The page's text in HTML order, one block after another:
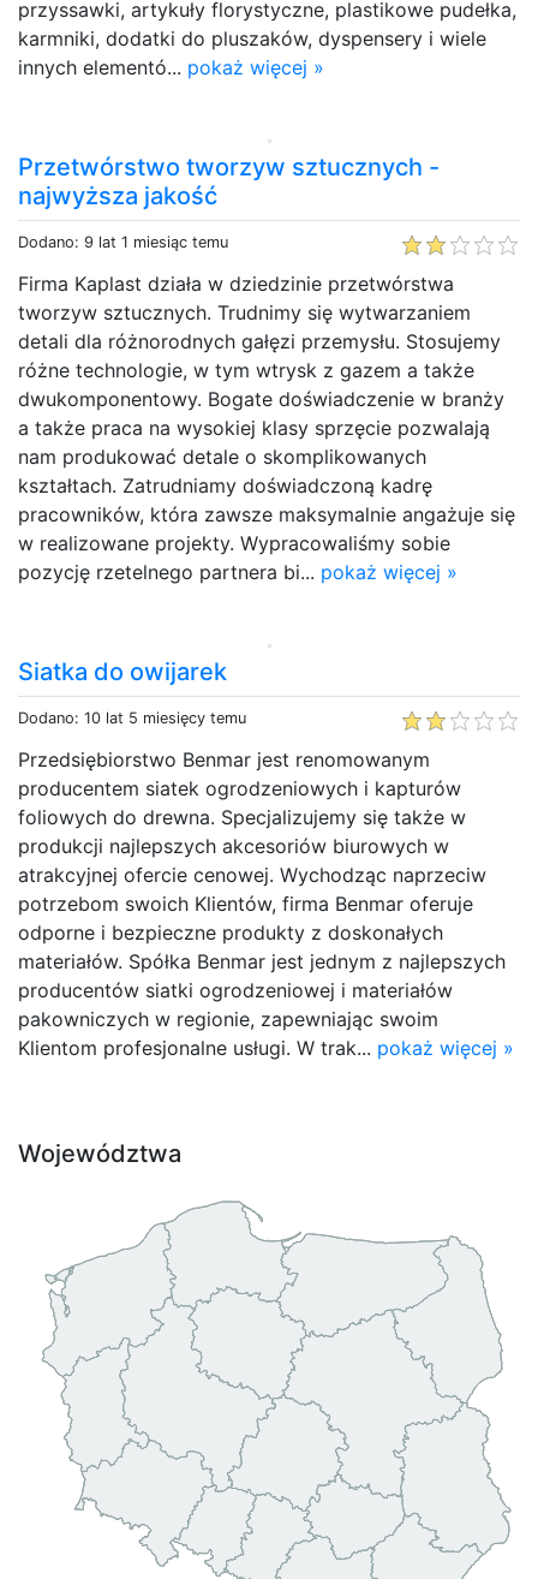
przyssawki, artykuły florystyczne, plastikowe pudełka,
karmniki, dodatki do pluszaków, dyspensery i wiele
innych elementó... pokaż więcej »
Przetwórstwo tworzyw sztucznych -
najwyższa jakość
Dodano: 9 lat 1 miesiąc temu
Firma Kaplast działa w dziedzinie przetwórstwa
tworzyw sztucznych. Trudnimy się wytwarzaniem
detali dla różnorodnych gałęzi przemysłu. Stosujemy
różne technologie, w tym wtrysk z gazem a także
dwukomponentowy. Bogate doświadczenie w branży
a także praca na wysokiej klasy sprzęcie pozwalają
nam produkować detale o skomplikowanych
kształtach. Zatrudniamy doświadczoną kadrę
pracowników, która zawsze maksymalnie angażuje się
w realizowane projekty. Wypracowaliśmy sobie
pozycję rzetelnego partnera bi... pokaż więcej »
Siatka do owijarek
Dodano: 10 lat 5 miesięcy temu
Przedsiębiorstwo Benmar jest renomowanym
producentem siatek ogrodzeniowych i kapturów
foliowych do drewna. Specjalizujemy się także w
produkcji najlepszych akcesoriów biurowych w
atrakcyjnej ofercie cenowej. Wychodząc naprzeciw
potrzebom swoich Klientów, firma Benmar oferuje
odporne i bezpieczne produkty z doskonałych
materiałów. Spółka Benmar jest jednym z najlepszych
producentów siatki ogrodzeniowej i materiałów
pakowniczych w regionie, zapewniając swoim
Klientom profesjonalne usługi. W trak... pokaż więcej »
Województwa